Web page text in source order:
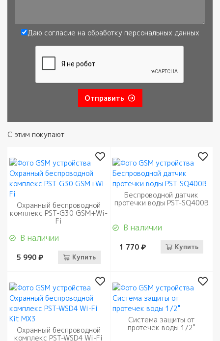
Сообщение
Даю согласие на обработку персональных данных
Отправить
С этим покупают
Охранный беспроводной
комплекс PST-G30 GSM+Wi-
Fi
В наличии
5 990 ₽ Купить
Беспроводной датчик
протечки воды PST-SQ400B
В наличии
1 770 ₽ Купить
Охранный беспроводной
комплекс PST-WSD4 Wi-Fi
Система защиты от
протечек воды 1/2"